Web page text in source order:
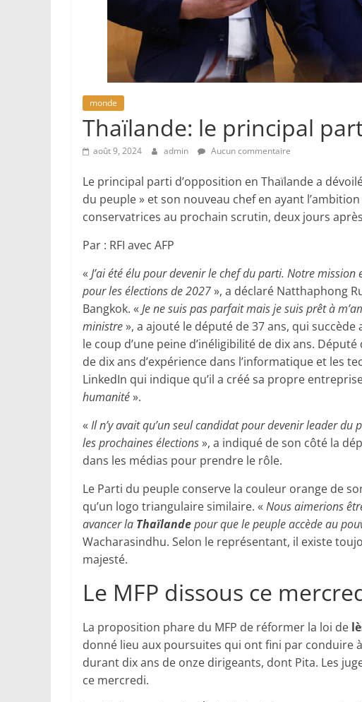
monde
Thaïlande: le principal
août 9, 2024 admin Aucun commentaire
Le principal parti d’opposition en Thaïlande a
du peuple » et son nouveau chef en ayant
conservatrices au prochain scrutin, deux jours
Par : RFI avec AFP
« J’ai été élu pour devenir le chef du parti. Notre
pour les élections de 2027», a déclaré Natthaphong
Bangkok. « Je ne suis pas parfait mais je suis prêt à
ministre», a ajouté le député de 37 ans, qui
le coup d’une peine d’inéligibilité de dix ans.
de dix ans d’expérience dans l’informatique et les
LinkedIn qui indique qu’il a créé sa propre
humanité».
« Il n’y avait qu’un seul candidat pour devenir leader
les prochaines élections», a indiqué de son côté la
dans les médias pour prendre le rôle.
Le Parti du peuple conserve la couleur orange de
qu’un logo triangulaire similaire. « Nous aimerions
avancer la Thaïlandepour que le peuple accède au
Wacharasindhu. Selon le représentant, il existe
majesté.
Le MFP dissous ce
La proposition phare du MFP de réformer la loi de
donné lieu aux poursuites qui ont fini par conduire
durant dix ans de onze dirigeants, dont Pita. Les
ce mercredi.